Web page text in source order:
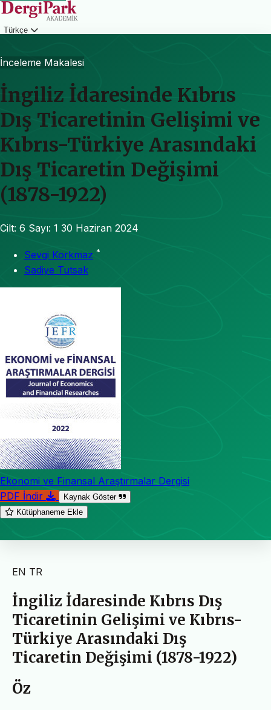
Türkçe
İnceleme Makalesi
İngiliz İdaresinde Kıbrıs
Dış Ticaretinin Gelişimi ve
Kıbrıs-Türkiye Arasındaki
Dış Ticaretin Değişimi
(1878-1922)
Cilt: 6 Sayı: 1 30 Haziran 2024
Sevgi Korkmaz *
Sadiye Tutsak
Ekonomi ve Finansal Araştırmalar Dergisi
PDF İndir
Kaynak Göster
Kütüphaneme Ekle
EN TR
İngiliz İdaresinde Kıbrıs Dış
Ticaretinin Gelişimi ve Kıbrıs-
Türkiye Arasındaki Dış
Ticaretin Değişimi (1878-1922)
Öz